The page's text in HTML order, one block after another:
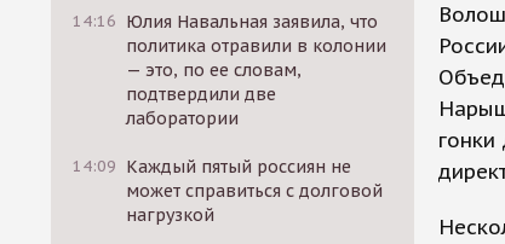
14:16 Юлия Навальная заявила, что
политика отравили в колонии
— это, по ее словам,
подтвердили две
лаборатории
14:09 Каждый пятый россиян не
может справиться с долговой
нагрузкой